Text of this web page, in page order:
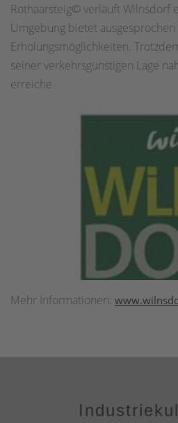
Rothaarsteig© verläuft Wilnsdorf
Umgebung bietet ausgesprochen
Erholungsmöglichkeiten.
seiner verkehrsgünstigen Lage
erreiche
Mehr Informationen: